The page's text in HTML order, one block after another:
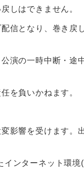
しはできません。
信となり、巻き戻
演の一時中断・途
を負いかねます。
影響を受けます。
インターネット環境